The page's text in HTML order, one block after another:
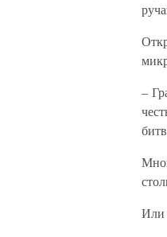
–
Или